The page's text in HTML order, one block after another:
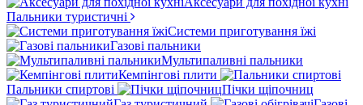
Пальники туристичні
Системи приготування їжі
Газові пальники
Мультипаливні пальники
Кемпінгові плити
Пальники спиртові
Пічки щіпочниц